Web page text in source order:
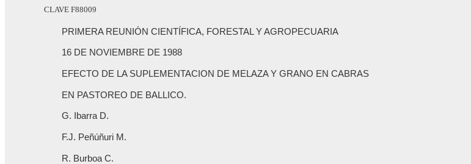
CLAVE F88009
PRIMERA REUNIÓN CIENTÍFICA, FORESTAL Y AGROPECUARIA
16 DE NOVIEMBRE DE 1988
EFECTO DE LA SUPLEMENTACION DE MELAZA Y GRANO EN CABRAS
EN PASTOREO DE BALLICO.
G. Ibarra D.
F.J. Peñúñuri M.
R. Burboa C.